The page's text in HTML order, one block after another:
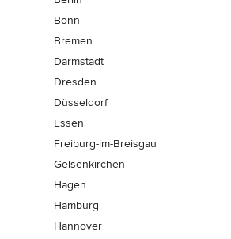
Bonn
Bremen
Darmstadt
Dresden
Düsseldorf
Essen
Freiburg-im-Breisgau
Gelsenkirchen
Hagen
Hamburg
Hannover